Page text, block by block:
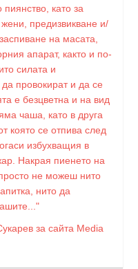
като за
предизвикване и/
на масата,
апарат, както и по-
силата и
провокират и да се
е безцветна и на вид
чаша, като в друга
която се отпива след
избухващия в
Накрая пиенето на
не можеш нито
нито да
за сайта Media